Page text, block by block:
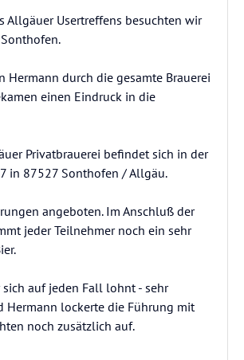
Allgäuer Usertreffens besuchten wir
Hermann durch die gesamte Brauerei
einen Eindruck in die
Privatbrauerei befindet sich in der
in 87527 Sonthofen / Allgäu.
angeboten. Im Anschluß der
jeder Teilnehmer noch ein sehr
sich auf jeden Fall lohnt - sehr
Hermann lockerte die Führung mit
noch zusätzlich auf.